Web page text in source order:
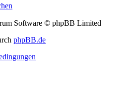
Software © phpBB Limited
phpBB.de